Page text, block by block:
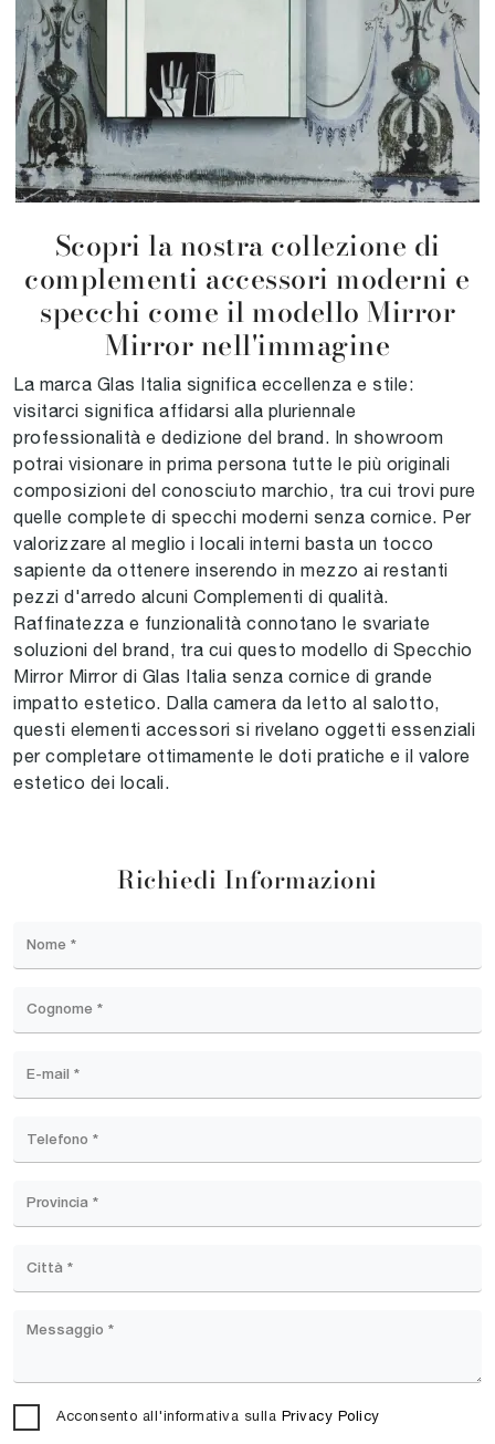
Scopri la nostra collezione di
complementi accessori moderni e
specchi come il modello Mirror
Mirror nell'immagine
La marca Glas Italia significa eccellenza e stile:
visitarci significa affidarsi alla pluriennale
professionalità e dedizione del brand. In showroom
potrai visionare in prima persona tutte le più originali
composizioni del conosciuto marchio, tra cui trovi pure
quelle complete di specchi moderni senza cornice. Per
valorizzare al meglio i locali interni basta un tocco
sapiente da ottenere inserendo in mezzo ai restanti
pezzi d'arredo alcuni Complementi di qualità.
Raffinatezza e funzionalità connotano le svariate
soluzioni del brand, tra cui questo modello di Specchio
Mirror Mirror di Glas Italia senza cornice di grande
impatto estetico. Dalla camera da letto al salotto,
questi elementi accessori si rivelano oggetti essenziali
per completare ottimamente le doti pratiche e il valore
estetico dei locali.
Richiedi Informazioni
Acconsento all'informativa sulla Privacy Policy